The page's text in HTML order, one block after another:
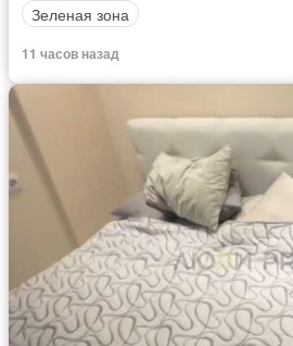
Зеленая зона
11 часов назад